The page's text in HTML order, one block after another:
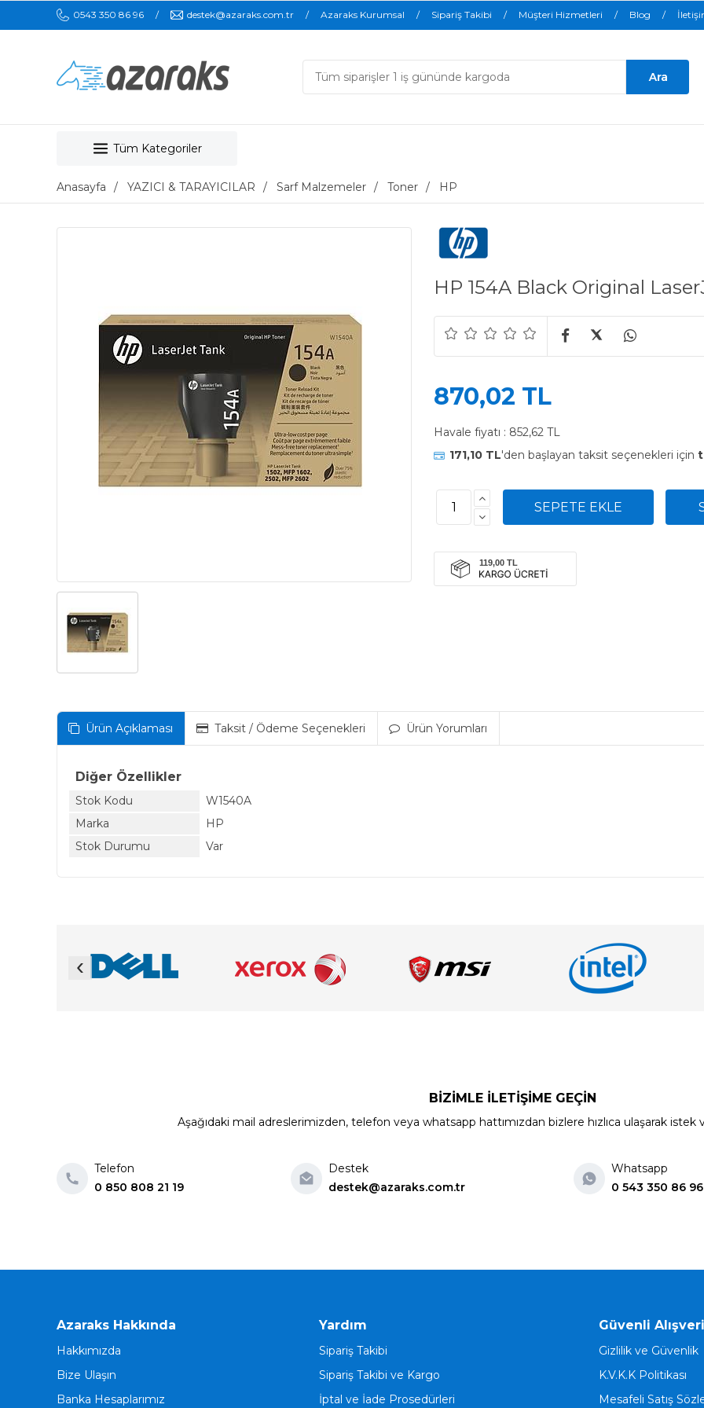
0543 350 86 96 destek@azaraks.com.tr Azaraks Kurumsal Sipariş Takibi Müşteri Hizmetleri Blog
Tüm Kategoriler
Anasayfa YAZICI & TARAYICILAR Sarf Malzemeler Toner HP
HP 154A Black Original
870,02 TL
Havale fiyatı : 852,62 TL
171,10 TL'den başlayan taksit seçenekleri için
Ürün Açıklaması Taksit / Ödeme Seçenekleri Ürün Yorumları
Diğer Özellikler
Stok Kodu
W1540A
Marka
HP
Stok Durumu
Var
‹
BİZİMLE İLETİŞİME GEÇİN
Aşağıdaki mail adreslerimizden, telefon veya whatsapp hattımızdan bizlere hızlıca ulaşarak istek
Telefon
0 850 808 21 19
Destek
destek@azaraks.com.tr
Whatsapp
0 543 350 86 96
Azaraks Hakkında
Hakkımızda
Bize Ulaşın
Banka Hesaplarımız
Yardım
Sipariş Takibi
Sipariş Takibi ve Kargo
İptal ve İade Prosedürleri
Güvenli
Gizlilik ve Güvenlik
K.V.K.K Politikası
Mesafeli Satış